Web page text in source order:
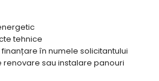
tehnice
în numele solicitantului
renovare sau instalare panouri